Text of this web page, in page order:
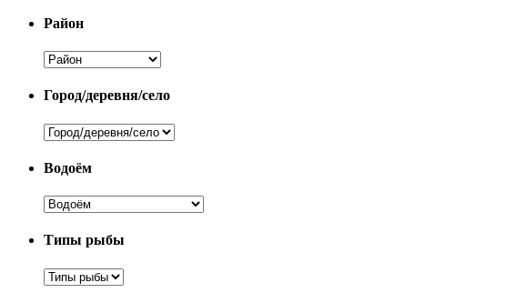
Район
Город/деревня/село
Водоём
Типы рыбы